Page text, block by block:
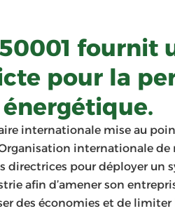
fournit
pour la
énergétique.
internationale mise au
internationale de
directrices pour déployer un
afin d’amener son
des économies et de